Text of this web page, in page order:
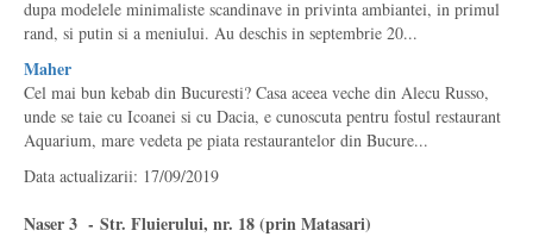
dupa modelele minimaliste scandinave in privinta ambiantei, in primul
rand, si putin si a meniului. Au deschis in septembrie 20...
Maher
Cel mai bun kebab din Bucuresti? Casa aceea veche din Alecu Russo,
unde se taie cu Icoanei si cu Dacia, e cunoscuta pentru fostul restaurant
Aquarium, mare vedeta pe piata restaurantelor din Bucure...
Data actualizarii: 17/09/2019
Naser 3 - Str. Fluierului, nr. 18 (prin Matasari)